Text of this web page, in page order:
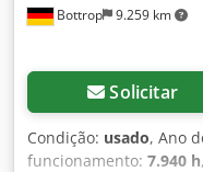
Bottrop 9.259 km
Solicitar
Condição: usado, Ano
funcionamento: 7.940 h